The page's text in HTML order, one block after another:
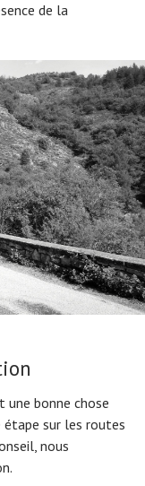
de la
une bonne chose
sur les routes
nous